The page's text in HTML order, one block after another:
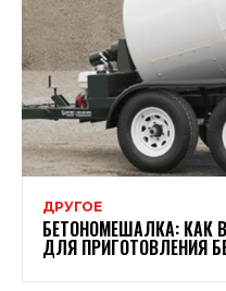
ДРУГОЕ
БЕТОНОМЕШАЛКА: КАК
ДЛЯ ПРИГОТОВЛЕНИЯ